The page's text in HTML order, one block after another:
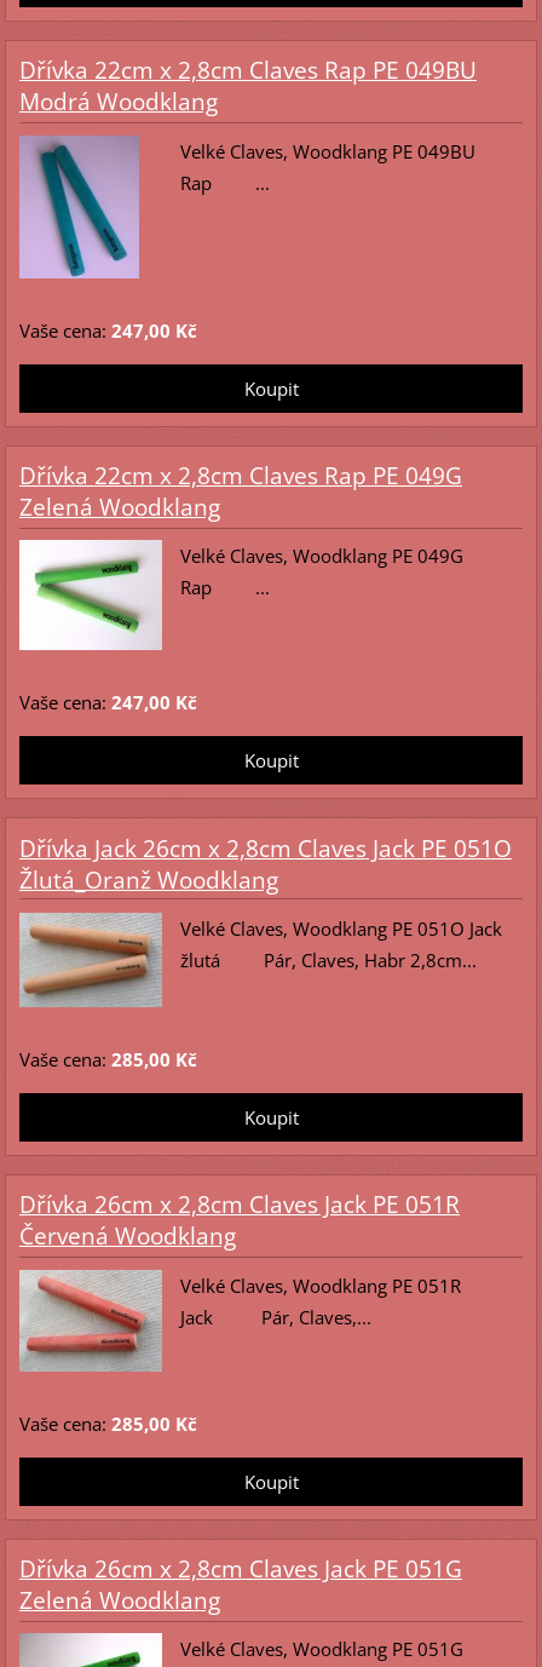
Dřívka 22cm x 2,8cm Claves Rap PE 049BU
Modrá Woodklang
Velké Claves, Woodklang PE 049BU
Rap ...
Vaše cena: 247,00 Kč
Dřívka 22cm x 2,8cm Claves Rap PE 049G
Zelená Woodklang
Velké Claves, Woodklang PE 049G
Rap ...
Vaše cena: 247,00 Kč
Dřívka Jack 26cm x 2,8cm Claves Jack PE 051O
Žlutá_Oranž Woodklang
Velké Claves, Woodklang PE 051O Jack
žlutá Pár, Claves, Habr 2,8cm...
Vaše cena: 285,00 Kč
Dřívka 26cm x 2,8cm Claves Jack PE 051R
Červená Woodklang
Velké Claves, Woodklang PE 051R
Jack Pár, Claves,...
Vaše cena: 285,00 Kč
Dřívka 26cm x 2,8cm Claves Jack PE 051G
Zelená Woodklang
Velké Claves, Woodklang PE 051G